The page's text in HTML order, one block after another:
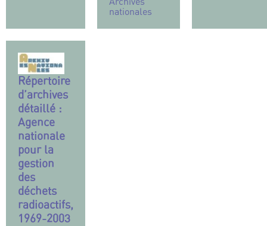
nationales
Répertoire
d’archives
détaillé :
Agence
nationale
pour la
gestion
des
déchets
radioactifs,
1969-2003